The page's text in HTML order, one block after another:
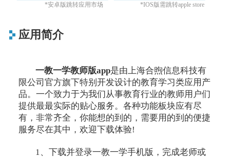
*安卓版跳转应用市场 *IOS版需跳转apple store
应用简介
一教一学教师版app是由上海合煦信息科技有
限公司官方旗下特别开发设计的教育学习类应用产
品。一个致力于为我们从事教育行业的教师用户们
提供最最实际的贴心服务。各种功能板块应有尽
有，非常齐全，你能想的到的，需要用的到的便捷
服务尽在其中，欢迎下载体验!
1、下载并登录一教一学手机版，完成老师或